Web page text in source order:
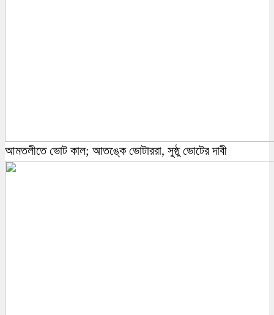
আমতলীতে ভোট কাল; আতঙ্কে ভোটাররা, সুষ্ঠু ভোটের দাবী